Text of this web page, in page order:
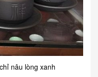
nâu lòng xanh